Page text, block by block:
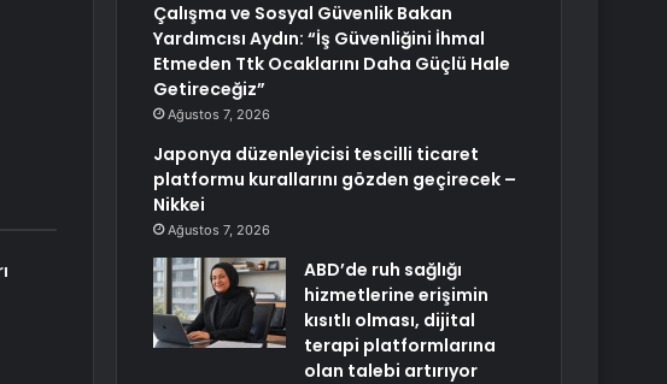
Çalışma ve Sosyal Güvenlik Bakan
Yardımcısı Aydın: “İş Güvenliğini İhmal
Etmeden Ttk Ocaklarını Daha Güçlü Hale
Getireceğiz”
Ağustos 7, 2026
Japonya düzenleyicisi tescilli ticaret
platformu kurallarını gözden geçirecek –
Nikkei
Ağustos 7, 2026
ABD’de ruh sağlığı
hizmetlerine erişimin
kısıtlı olması, dijital
terapi platformlarına
olan talebi artırıyor